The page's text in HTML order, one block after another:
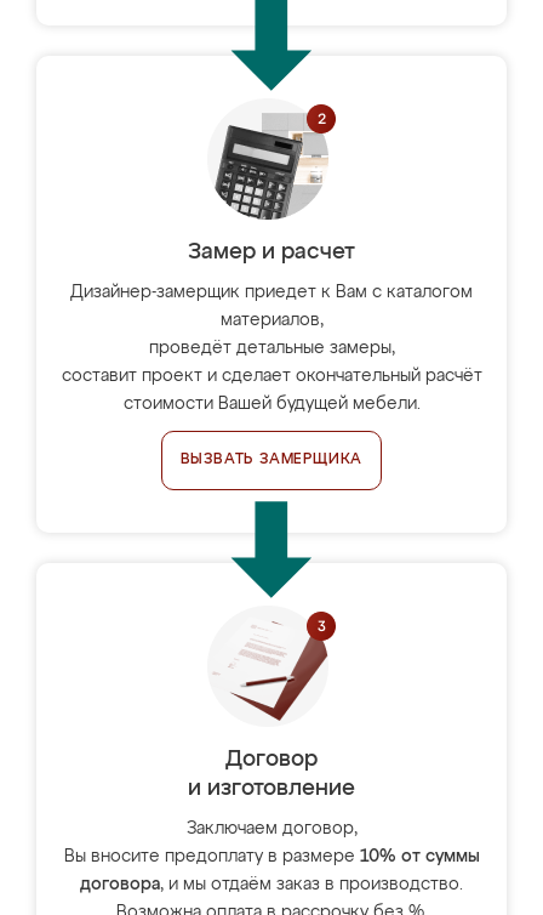
Замер и расчет
Дизайнер-замерщик приедет к Вам с каталогом
материалов,
проведёт детальные замеры,
составит проект и сделает окончательный расчёт
стоимости Вашей будущей мебели.
ВЫЗВАТЬ ЗАМЕРЩИКА
Договор
и изготовление
Заключаем договор,
Вы вносите предоплату в размере 10% от суммы
договора, и мы отдаём заказ в производство.